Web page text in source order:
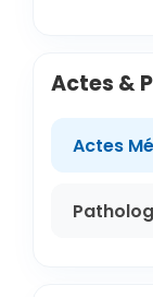
Actes &
Actes